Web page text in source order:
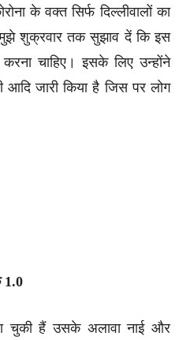
के वक्त सिर्फ दिल्लीवालों का
शुक्रवार तक सुझाव दें कि इस
चाहिए। इसके लिए उन्होंने
जारी किया है जिस पर लोग
1.0
चुकी हैं उसके अलावा नाई और